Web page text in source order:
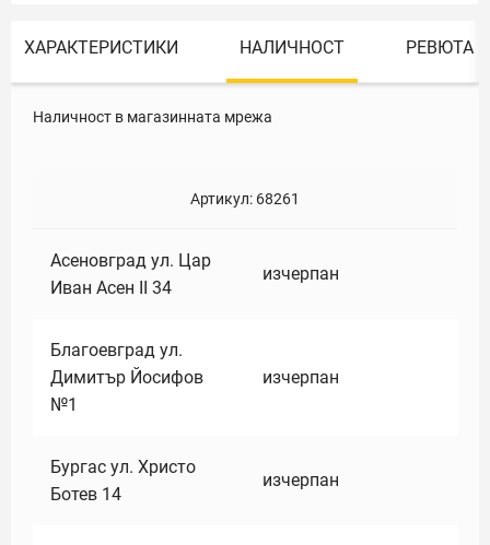
ХАРАКТЕРИСТИКИ НАЛИЧНОСТ РЕВЮТА
Наличност в магазинната мрежа
Артикул: 68261
Асеновград ул. Цар
Иван Асен II 34
изчерпан
Благоевград ул.
Димитър Йосифов
№1
изчерпан
Бургас ул. Христо
Ботев 14
изчерпан